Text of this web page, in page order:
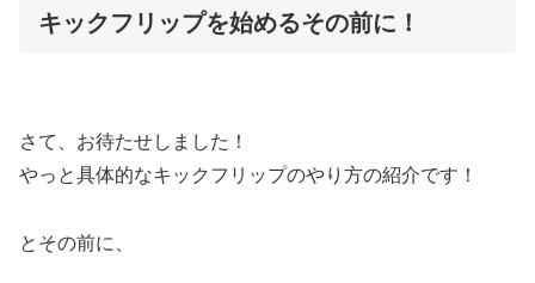
キックフリップを始めるその前に！
さて、お待たせしました！
やっと具体的なキックフリップのやり方の紹介です！
とその前に、